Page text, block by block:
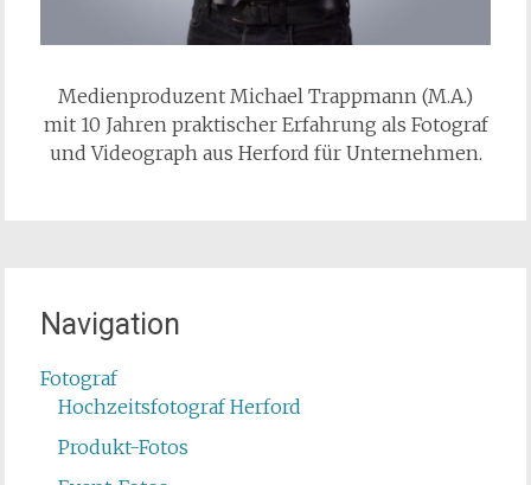
Medienproduzent Michael Trappmann (M.A.)
mit 10 Jahren praktischer Erfahrung als Fotograf
und Videograph aus Herford für Unternehmen.
Navigation
Fotograf
Hochzeitsfotograf Herford
Produkt-Fotos